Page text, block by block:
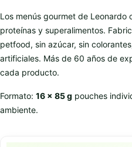
Los menús gourmet de Leonardo
proteínas y superalimentos.
petfood, sin azúcar, sin
artificiales. Más de 60 años de
cada producto.
Formato: 16 x 85 g pouches
ambiente.